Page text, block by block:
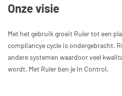
Onze visie
Met het gebruik groeit Ruler tot een
compliancye cycle is ondergebracht.
andere systemen waardoor veel
wordt. Met Ruler ben je In Control.